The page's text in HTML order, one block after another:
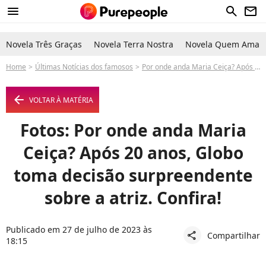
menu search newsletter
Novela Três Graças Novela Terra Nostra Novela Quem Ama
Home Últimas Notícias dos famosos Por onde anda Maria Ceiça? Após 20 anos, Globo toma decisão surpreendente sobre a atriz. Confira!
arrow_left VOLTAR À MATÉRIA
Fotos: Por onde anda Maria
Ceiça? Após 20 anos, Globo
toma decisão surpreendente
sobre a atriz. Confira!
Publicado em 27 de julho de 2023 às
18:15
share Compartilhar